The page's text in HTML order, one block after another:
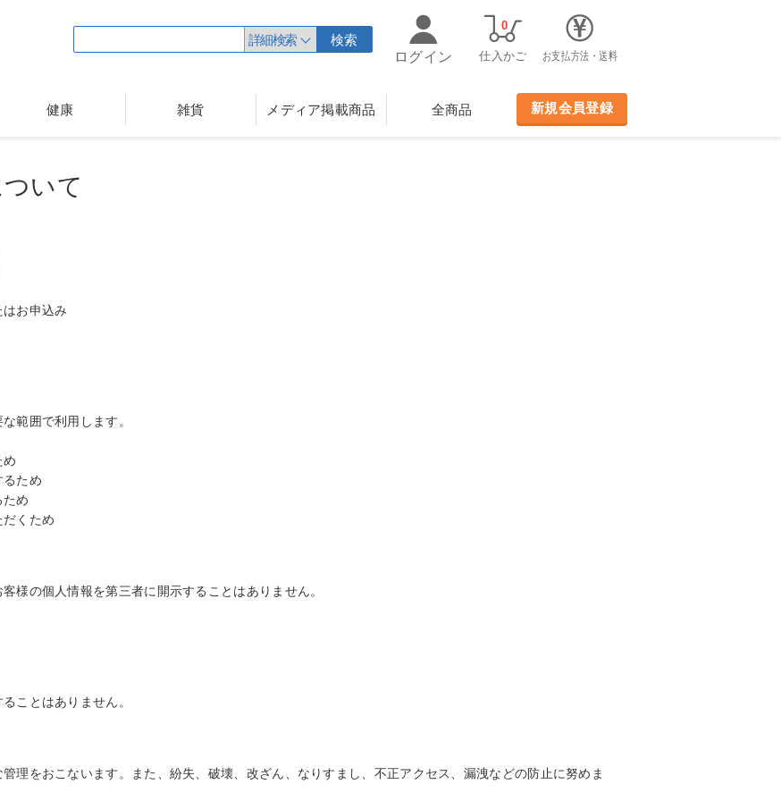
詳細検索
検索
ログイン
仕入かご
0
お支払方法・送料
健康 雑貨 メディア掲載商品 全商品 新規会員登録
いて
はお申込み
範囲で利用します。
め
るため
ため
だくため
様の個人情報を第三者に開示することはありません。
ことはありません。
理をおこないます。また、紛失、破壊、改ざん、なりすまし、不正アクセス、漏洩などの防止に努めま